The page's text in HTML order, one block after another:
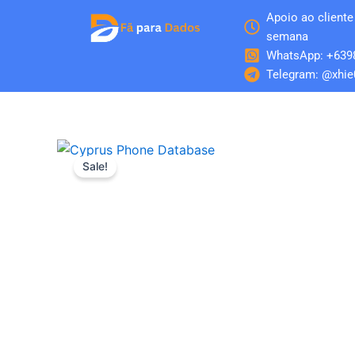
Apoio ao
semana
WhatsApp:
Telegram:
Sale!